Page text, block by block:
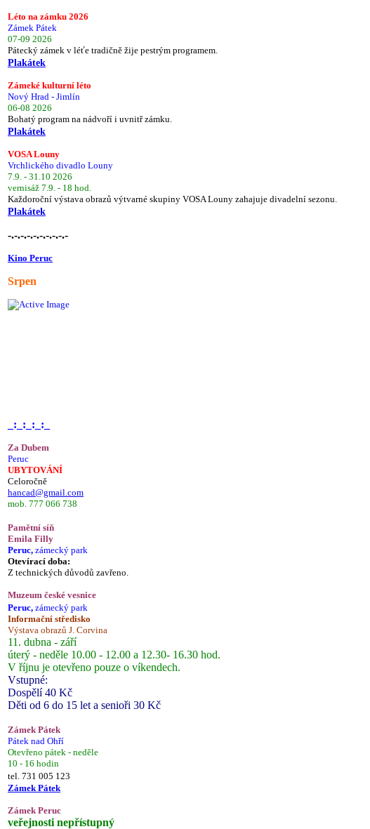
Léto na zámku 2026
Zámek Pátek
07-09 2026
Pátecký zámek v léťe tradičně žije pestrým programem.
Plakátek
Zámeké kulturní léto
Nový Hrad - Jimlín
06-08 2026
Bohatý program na nádvoří i uvnitř zámku.
Plakátek
VOSA Louny
Vrchlického divadlo Louny
7.9. - 31.10 2026
vernisáž 7.9. - 18 hod.
Každoroční výstava obrazů výtvarné skupiny VOSA Louny zahajuje divadelní sezonu.
Plakátek
-.-.-.-.-.-.-.-.-.-
Kino Peruc
Srpen
_:_:_:_:_
Za Dubem
Peruc
UBYTOVÁNÍ
Celoročně
hancad@gmail.com
mob. 777 066 738
Pamětní síň
Emila Filly
Peruc, zámecký park
Otevírací doba:
Z technických důvodů zavřeno.
Muzeum české vesnice
Peruc, zámecký park
Informační středisko
Výstava obrazů J. Corvina
11. dubna - září
úterý - neděle 10.00 - 12.00 a 12.30- 16.30 hod.
V říjnu je otevřeno pouze o víkendech.
Vstupné:
Dospělí 40 Kč
Děti od 6 do 15 let a senioři 30 Kč
Zámek Pátek
Pátek nad Ohří
Otevřeno pátek - neděle
10 - 16 hodin
tel. 731 005 123
Zámek Pátek
Zámek Peruc
veřejnosti nepřístupný